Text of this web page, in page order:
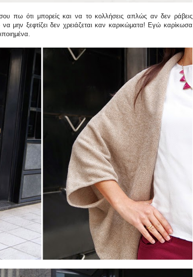
πω ότι μπορείς και να το κολλήσεις απλώς αν δεν ράβεις
μην ξεφτίζει δεν χρειάζεται καν καρικώματα! Εγώ καρίκωσα